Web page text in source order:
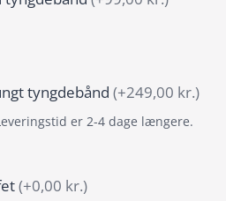
tyngdebånd (+249,00 kr.)
er 2-4 dage længere.
(+0,00 kr.)